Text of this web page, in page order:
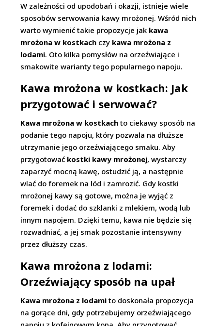
W zależności od upodobań i okazji, istnieje wiele
sposobów serwowania kawy mrożonej. Wśród nich
warto wymienić takie propozycje jak kawa
mrożona w kostkach czy kawa mrożona z
lodami. Oto kilka pomysłów na orzeźwiające i
smakowite warianty tego popularnego napoju.
Kawa mrożona w kostkach: Jak
przygotować i serwować?
Kawa mrożona w kostkach to ciekawy sposób na
podanie tego napoju, który pozwala na dłuższe
utrzymanie jego orzeźwiającego smaku. Aby
przygotować kostki kawy mrożonej, wystarczy
zaparzyć mocną kawę, ostudzić ją, a następnie
wlać do foremek na lód i zamrozić. Gdy kostki
mrożonej kawy są gotowe, można je wyjąć z
foremek i dodać do szklanki z mlekiem, wodą lub
innym napojem. Dzięki temu, kawa nie będzie się
rozwadniać, a jej smak pozostanie intensywny
przez dłuższy czas.
Kawa mrożona z lodami:
Orzeźwiający sposób na upał
Kawa mrożona z lodami to doskonała propozycja
na gorące dni, gdy potrzebujemy orzeźwiającego